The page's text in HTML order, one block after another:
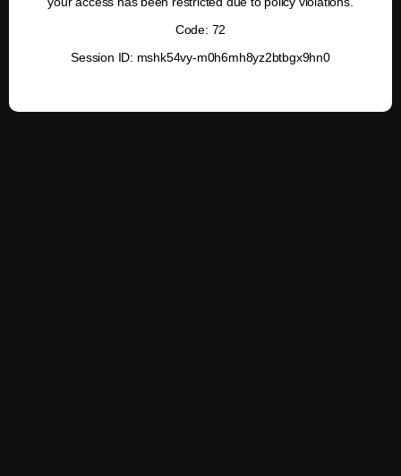
Code: 72
Session ID: mshk54vy-m0h6mh8yz2btbgx9hn0